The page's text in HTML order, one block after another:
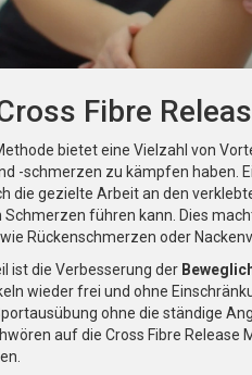
Fibre
bietet eine Vielzahl von
-schmerzen zu kämpfen haben.
die gezielte Arbeit an den
Schmerzen führen kann. Dies
Rückenschmerzen oder
ist die Verbesserung der
wieder frei und ohne
ohne die ständige
auf die Cross Fibre Release